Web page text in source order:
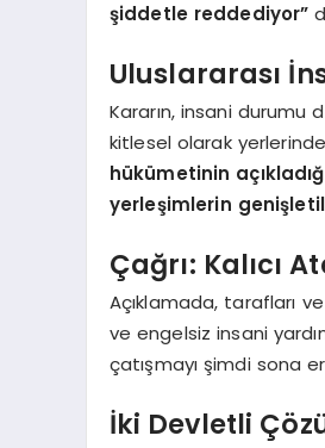
şiddetle reddediyor”
Uluslararası
Kararın, insani durumu
kitlesel olarak
hükümetinin
yerleşimlerin
Çağrı: Kalıcı
Açıklamada, tarafları
ve engelsiz insani
çatışmayı şimdi sona
İki Devletli